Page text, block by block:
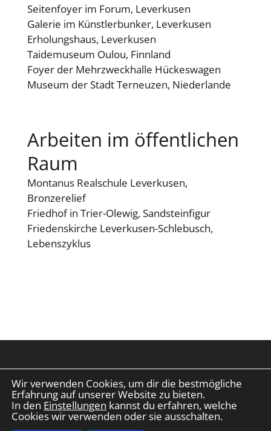
Seitenfoyer im Forum, Leverkusen
Galerie im Künstlerbunker, Leverkusen
Erholungshaus, Leverkusen
Taidemuseum Oulou, Finnland
Foyer der Mehrzweckhalle Hückeswagen
Museum der Stadt Terneuzen, Niederlande
Arbeiten im öffentlichen
Raum
Montanus Realschule Leverkusen,
Bronzerelief
Friedhof in Trier-Olewig, Sandsteinfigur
Friedenskirche Leverkusen-Schlebusch,
Lebenszyklus
2025 © AG Leverkusener Künstler e.V. |
Impressum|Datenschutz|Vita Daten |
Made with ✨ byeilders.de
Wir verwenden Cookies, um dir die bestmögliche
Erfahrung auf unserer Website zu bieten.
In den Einstellungen kannst du erfahren, welche
Cookies wir verwenden oder sie ausschalten.